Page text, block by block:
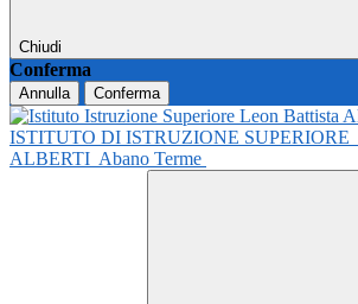
Chiudi
Conferma
Annulla Conferma
ISTITUTO DI ISTRUZIONE SUPERIORE
ALBERTI Abano Terme